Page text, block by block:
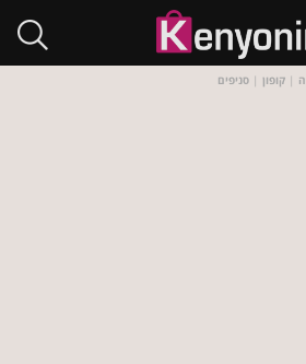
| קופון | סניפים